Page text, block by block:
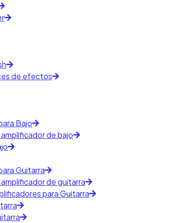
de efectos
Bajo
de bajo
Guitarra
de guitarra
para Guitarra